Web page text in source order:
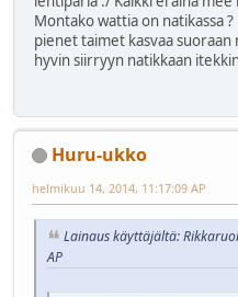
Montako wattia on natikassa
pienet taimet kasvaa suoraan
hyvin siirryyn natikkaan
Huru-ukko
helmikuu 14, 2014, 11:17:09 AP
Lainaus käyttäjältä:
AP